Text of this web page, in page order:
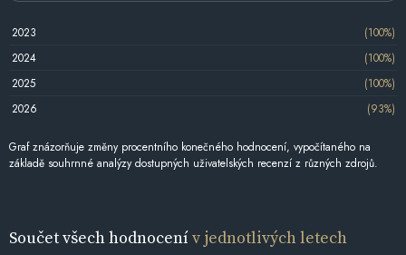
2023
(100%)
2024
(100%)
2025
(100%)
2026
(93%)
Graf znázorňuje změny procentního konečného hodnocení, vypočítaného na
základě souhrnné analýzy dostupných uživatelských recenzí z různých zdrojů.
Součet všech hodnocenív jednotlivých letech